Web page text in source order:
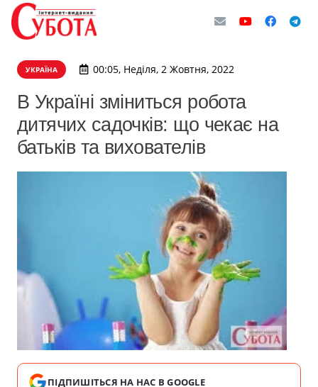
УКРАЇНА 00:05, Неділя, 2 Жовтня, 2022
В Україні зміниться робота
дитячих садочків: що чекає на
батьків та вихователів
ПІДПИШІТЬСЯ НА НАС В GOOGLE